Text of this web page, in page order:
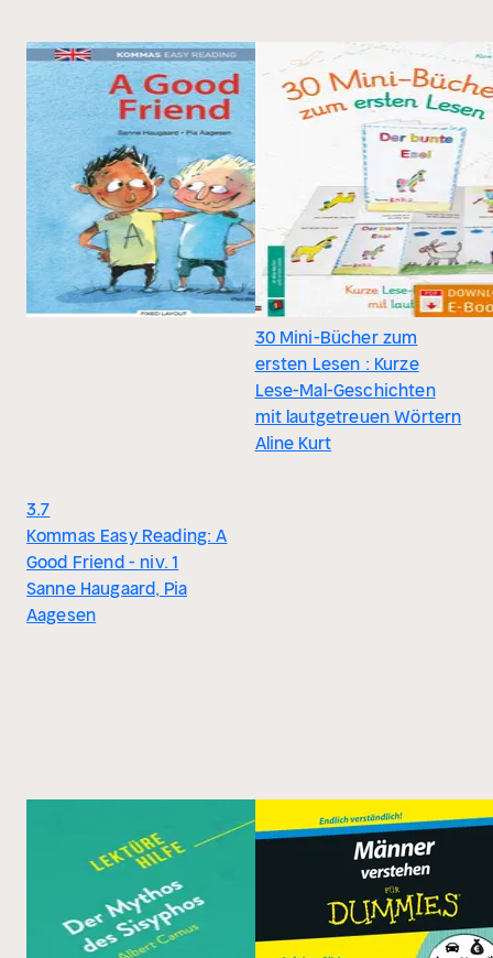
3.7
Kommas Easy Reading: A
Good Friend - niv. 1
Sanne Haugaard, Pia
Aagesen
30 Mini-Bücher zum
ersten Lesen : Kurze
Lese-Mal-Geschichten
mit lautgetreuen Wörtern
Aline Kurt